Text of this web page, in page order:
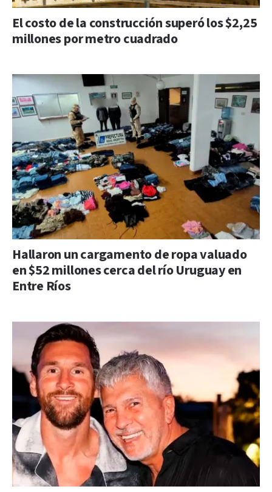
El costo de la construcción superó los $2,25
millones por metro cuadrado
Hallaron un cargamento de ropa valuado
en $52 millones cerca del río Uruguay en
Entre Ríos